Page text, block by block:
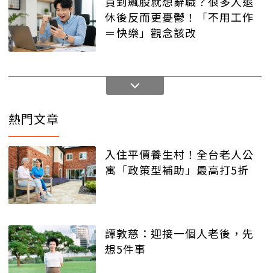
休後反而更憂鬱！「不用工作
＝快樂」觀念該改
熱門文章
入住平價養生村！全台老人公
寓「政策型補助」最高打5折
譚敦慈：迎接一個人老後，先
想5件事